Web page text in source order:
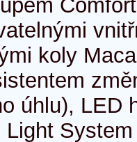
koly
úhlu), LED